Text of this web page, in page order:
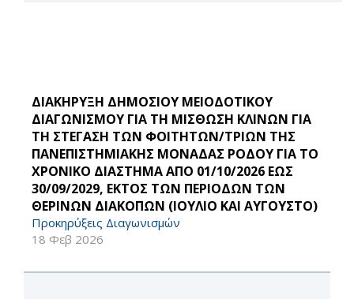
ΔΙΑΚΗΡΥΞΗ ΔΗΜΟΣΙΟΥ ΜΕΙΟΔΟΤΙΚΟΥ
ΔΙΑΓΩΝΙΣΜΟΥ ΓΙΑ ΤΗ ΜΙΣΘΩΣΗ ΚΛΙΝΩΝ ΓΙΑ
ΤΗ ΣΤΕΓΑΣΗ ΤΩΝ ΦΟΙΤΗΤΩΝ/ΤΡΙΩΝ ΤΗΣ
ΠΑΝΕΠΙΣΤΗΜΙΑΚΗΣ ΜΟΝΑΔΑΣ ΡΟΔΟΥ ΓΙΑ ΤΟ
ΧΡΟΝΙΚΟ ΔΙΑΣΤΗΜΑ ΑΠΟ 01/10/2026 ΕΩΣ
30/09/2029, ΕΚΤΟΣ ΤΩΝ ΠΕΡΙΟΔΩΝ ΤΩΝ
ΘΕΡΙΝΩΝ ΔΙΑΚΟΠΩΝ (ΙΟΥΛΙΟ ΚΑΙ ΑΥΓΟΥΣΤΟ)
Προκηρύξεις Διαγωνισμών
18 Φεβ 2026